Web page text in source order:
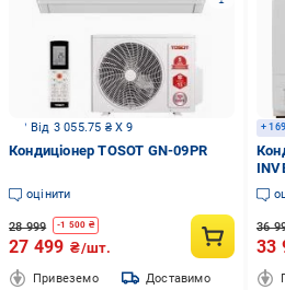
Від 3 055.75 ₴ X 9
Кондиціонер TOSOT GN-09PR
оцінити
28 999 -1 500 ₴
27 499 ₴/шт.
Привеземо Доставимо
+
36
33